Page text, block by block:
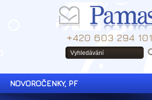
+420 603 294 101
NOVOROČENKY, PF